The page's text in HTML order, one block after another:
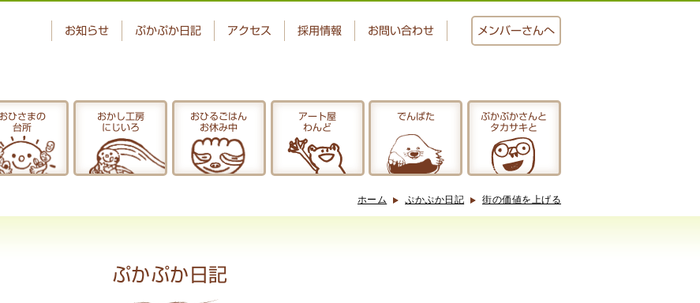
お知らせ ぷかぷか日記 アクセス 採用情報 お問い合わせ メンバーさんへ
ぷかぷか
おかし工房
おひさまの
台所
おかし工房
にじいろ
おひるごはん
お休み中
アート屋
わんど
でんぱた
ぷかぷかさんと
タカサキと
ホーム ぷかぷか日記 街の価値を上げる
ぷかぷか日記